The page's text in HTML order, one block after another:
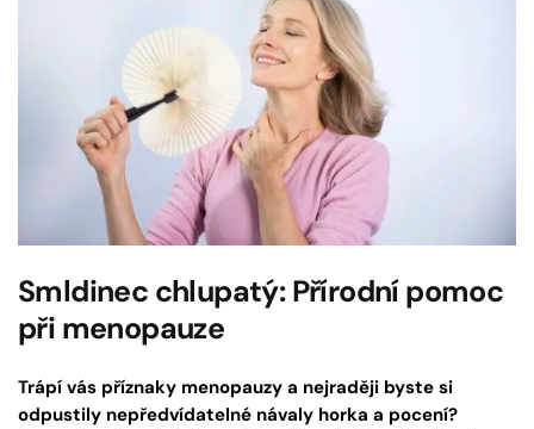
Smldinec chlupatý: Přírodní pomoc
při menopauze
Trápí vás příznaky menopauzy a nejraději byste si
odpustily nepředvídatelné návaly horka a pocení?